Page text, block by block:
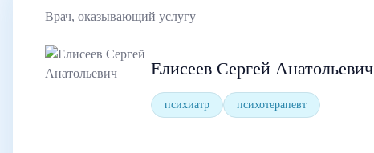
Врач, оказывающий услугу
Елисеев Сергей Анатольевич
психиатр психотерапевт